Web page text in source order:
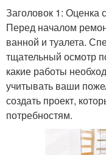
Заголовок 1: Оценка
Перед началом
ванной и туалета.
тщательный осмотр
какие работы
учитывать ваши
создать проект,
потребностям.